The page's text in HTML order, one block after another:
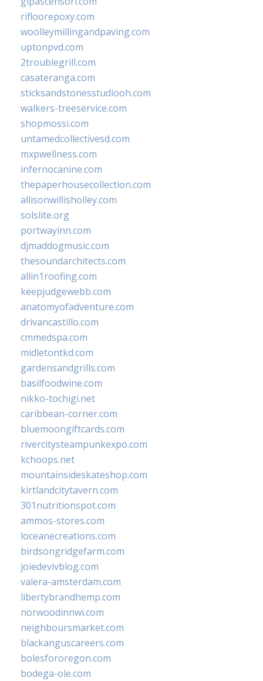
rifloorepoxy.com
woolleymillingandpaving.com
uptonpvd.com
2troublegrill.com
casateranga.com
sticksandstonesstudiooh.com
walkers-treeservice.com
shopmossi.com
untamedcollectivesd.com
mxpwellness.com
infernocanine.com
thepaperhousecollection.com
allisonwillisholley.com
solslite.org
portwayinn.com
djmaddogmusic.com
thesoundarchitects.com
allin1roofing.com
keepjudgewebb.com
anatomyofadventure.com
drivancastillo.com
cmmedspa.com
midletontkd.com
gardensandgrills.com
basilfoodwine.com
nikko-tochigi.net
caribbean-corner.com
bluemoongiftcards.com
rivercitysteampunkexpo.com
kchoops.net
mountainsideskateshop.com
kirtlandcitytavern.com
301nutritionspot.com
ammos-stores.com
loceanecreations.com
birdsongridgefarm.com
joiedevivblog.com
valera-amsterdam.com
libertybrandhemp.com
norwoodinnwi.com
neighboursmarket.com
blackanguscareers.com
bolesfororegon.com
bodega-ole.com